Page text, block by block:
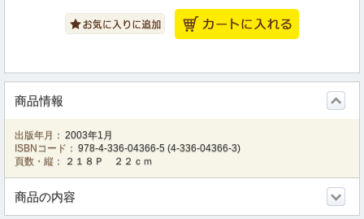
商品情報
出版年月： 2003年1月
ISBNコード： 978-4-336-04366-5 (4-336-04366-3)
頁数・縦：
２１８Ｐ ２２ｃｍ
商品の内容